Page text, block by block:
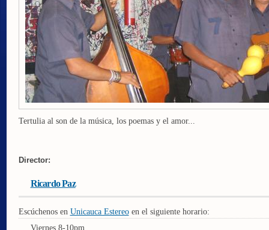
Tertulia al son de la música, los poemas y el amor...
Director:
Ricardo Paz
Escúchenos en Unicauca Estereoen el siguiente horario:
Viernes 8-10pm